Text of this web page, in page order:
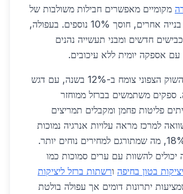
מקומיים מאפשרים חבילות משולבות של
רשתות וחומרי בנייה אחרים, חוסך 10% נוספים. בעפולה,
חדשים ומבני תעשייה נהנים
עם אספקה יומית ללא עיכובים.
בשנת 2026, השוק הצפוני צומח ב-12% בשנה, עם דגש
ספקים משתמשים בברזל ממוחזר
מפחיתים פליטות פחמן ומקבלים תמריצים
למרכז מראה עלויות אנרגיה נמוכות
יותר בצפון ב-18%, מה שמתורגם למחירים נוחים יותר.
יכולים להשוות עם ערים סמוכות כמו
בטון בחיפה ורשתות ברזל ליציקות
יתרונות דומים אך עפולה בולטת